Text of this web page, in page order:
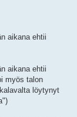
aikana ehtii
aikana ehtii
myös talon
löytynyt